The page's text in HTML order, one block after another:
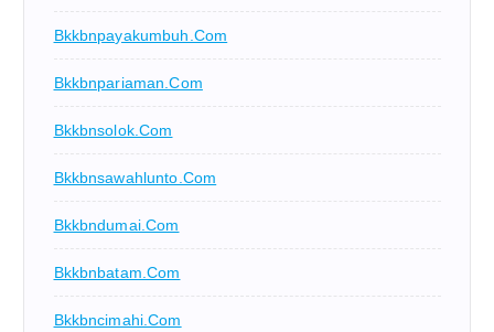
Bkkbnpayakumbuh.com
Bkkbnpariaman.com
Bkkbnsolok.com
Bkkbnsawahlunto.com
Bkkbndumai.com
Bkkbnbatam.com
Bkkbncimahi.com